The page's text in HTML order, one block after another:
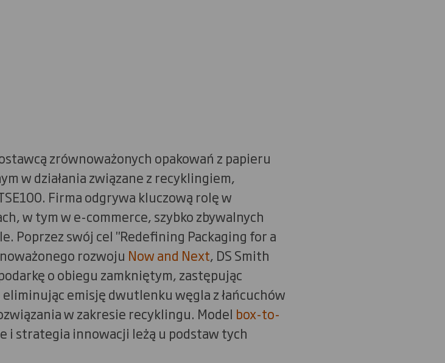
zrównoważonych opakowań z papieru
w działania związane z recyklingiem,
Firma odgrywa kluczową rolę w
w tym w e-commerce, szybko zbywalnych
Poprzez swój cel "Redefining Packaging for a
rozwoju Now and Next, DS Smith
o obiegu zamkniętym, zastępując
emisję dwutlenku węgla z łańcuchów
w zakresie recyklingu. Model box-to-
i strategia innowacji leżą u podstaw tych